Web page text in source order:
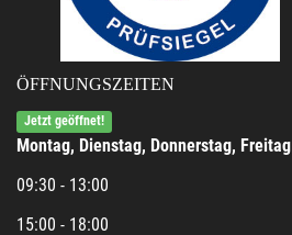
ÖFFNUNGSZEITEN
Jetzt geöffnet!
Montag, Dienstag, Donnerstag, Freitag
09:30 - 13:00
15:00 - 18:00